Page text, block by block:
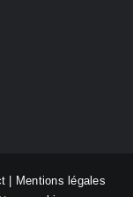
| Mentions légales